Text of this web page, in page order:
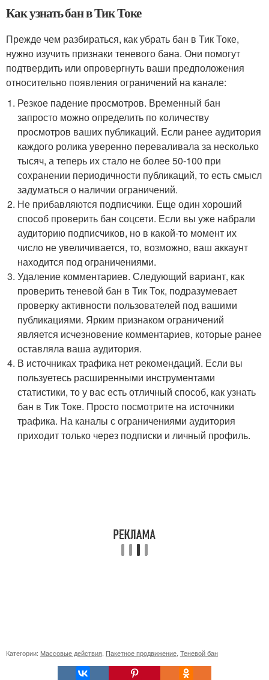
Как узнать бан в Тик Токе
Прежде чем разбираться, как убрать бан в Тик Токе,
нужно изучить признаки теневого бана. Они помогут
подтвердить или опровергнуть ваши предположения
относительно появления ограничений на канале:
Резкое падение просмотров. Временный бан
запросто можно определить по количеству
просмотров ваших публикаций. Если ранее аудитория
каждого ролика уверенно переваливала за несколько
тысяч, а теперь их стало не более 50-100 при
сохранении периодичности публикаций, то есть смысл
задуматься о наличии ограничений.
Не прибавляются подписчики. Еще один хороший
способ проверить бан соцсети. Если вы уже набрали
аудиторию подписчиков, но в какой-то момент их
число не увеличивается, то, возможно, ваш аккаунт
находится под ограничениями.
Удаление комментариев. Следующий вариант, как
проверить теневой бан в Тик Ток, подразумевает
проверку активности пользователей под вашими
публикациями. Ярким признаком ограничений
является исчезновение комментариев, которые ранее
оставляла ваша аудитория.
В источниках трафика нет рекомендаций. Если вы
пользуетесь расширенными инструментами
статистики, то у вас есть отличный способ, как узнать
бан в Тик Токе. Просто посмотрите на источники
трафика. На каналы с ограничениями аудитория
приходит только через подписки и личный профиль.
Категории: Массовые действия Пакетное продвижение Теневой бан